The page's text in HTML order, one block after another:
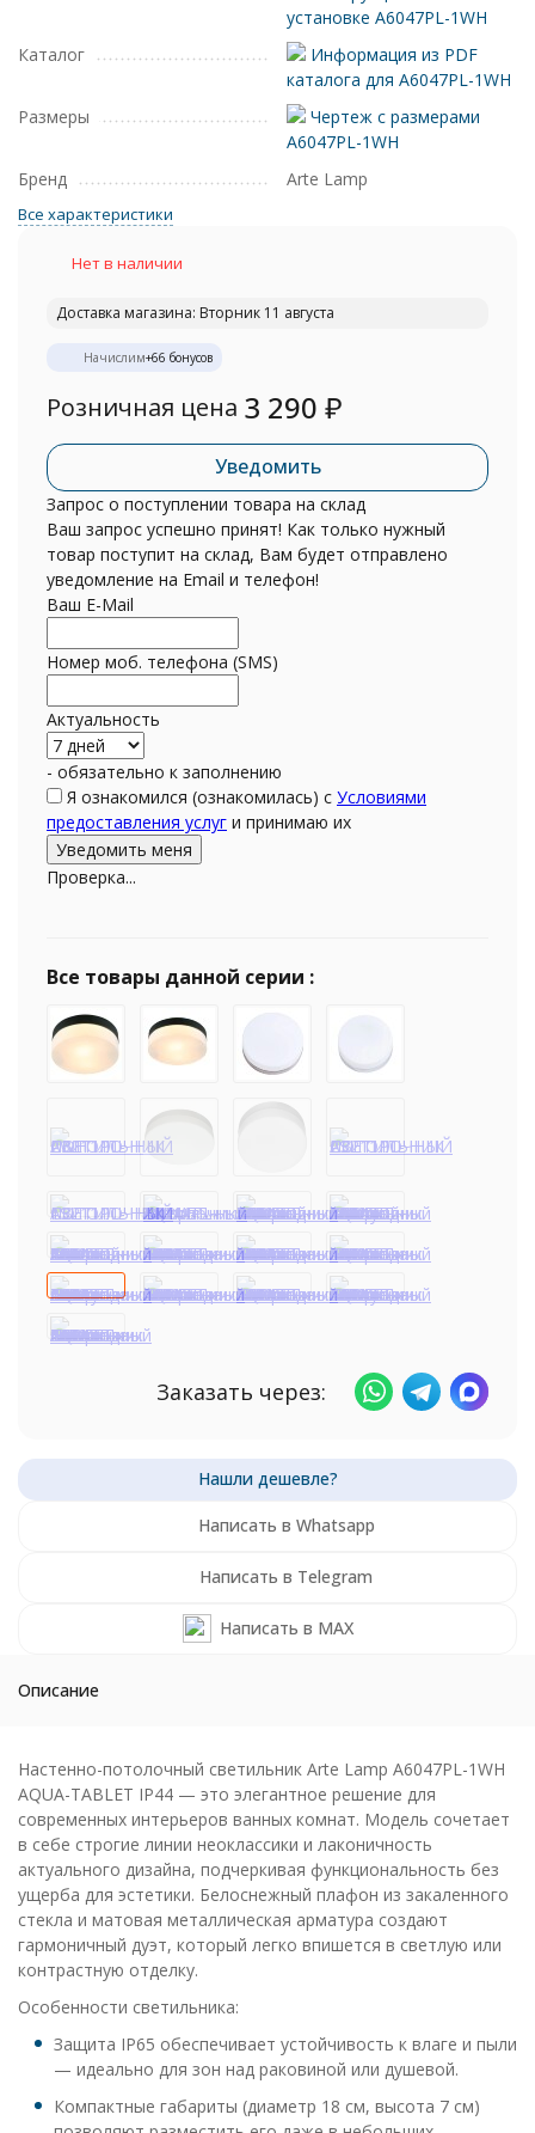
установке A6047PL-1WH
Каталог
Информация из PDF
каталога для A6047PL-1WH
Размеры
Чертеж с размерами
A6047PL-1WH
Бренд
Arte Lamp
Все характеристики
Нет в наличии
Доставка магазина: Вторник 11 августа
Начислим+66 бонусов
Розничная цена 3 290 ₽
Уведомить
Запрос о поступлении товара на склад
Ваш запрос успешно принят! Как только нужный
товар поступит на склад, Вам будет отправлено
уведомление на Email и телефон!
Ваш E-Mail
Номер моб. телефона (SMS)
Актуальность
- обязательно к заполнению
Я ознакомился (ознакомилась) с Условиями
предоставления услуг и принимаю их
Проверка...
Все товары данной серии :
Заказать через:
Написать в Whatsapp
Написать в Telegram
Написать в MAX
Описание
Настенно-потолочный светильник Arte Lamp A6047PL-1WH
AQUA-TABLET IP44 — это элегантное решение для
современных интерьеров ванных комнат. Модель сочетает
в себе строгие линии неоклассики и лаконичность
актуального дизайна, подчеркивая функциональность без
ущерба для эстетики. Белоснежный плафон из закаленного
стекла и матовая металлическая арматура создают
гармоничный дуэт, который легко впишется в светлую или
контрастную отделку.
Особенности светильника:
Защита IP65 обеспечивает устойчивость к влаге и пыли
— идеально для зон над раковиной или душевой.
Компактные габариты (диаметр 18 см, высота 7 см)